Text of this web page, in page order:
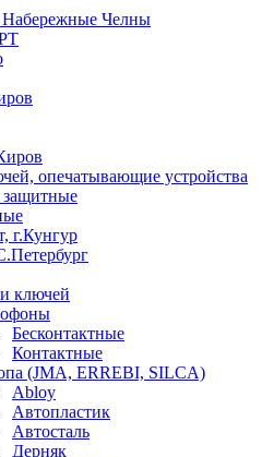
Набережные Челны
опечатывающие устройства
г.Кунгур
ключей
Бесконтактные
Контактные
(JMA, ERREBI, SILCA)
Abloy
Автопластик
Автосталь
Дерняк